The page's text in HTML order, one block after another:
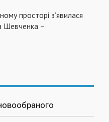
просторі з’явилася
Шевченка –